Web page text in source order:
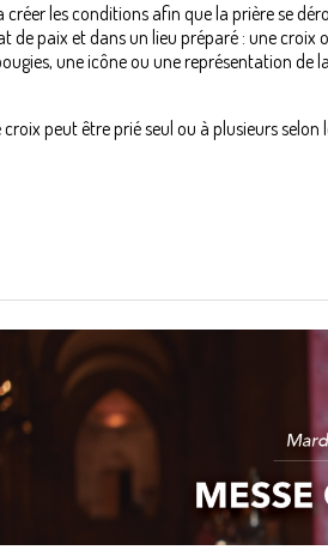
créer les conditions afin que la prière se
de paix et dans un lieu préparé : une croix
une icône ou une représentation de la
peut être prié seul ou à plusieurs selon